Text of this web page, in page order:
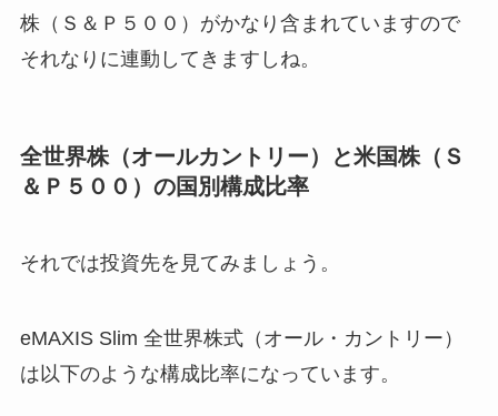
株（Ｓ＆Ｐ５００）がかなり含まれていますので
それなりに連動してきますしね。
全世界株（オールカントリー）と米国株（Ｓ
＆Ｐ５００）の国別構成比率
それでは投資先を見てみましょう。
eMAXIS Slim 全世界株式（オール・カントリー）
は以下のような構成比率になっています。